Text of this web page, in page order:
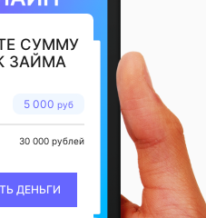
СУММУ
ЗАЙМА
5 000 руб
30 000 рублей
ДЕНЬГИ